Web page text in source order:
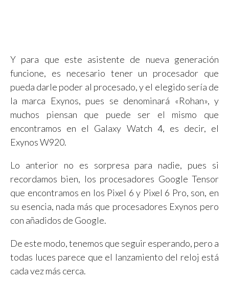
Y para que este asistente de nueva generación
funcione, es necesario tener un procesador que
pueda darle poder al procesado, y el elegido sería de
la marca Exynos, pues se denominará «Rohan», y
muchos piensan que puede ser el mismo que
encontramos en el Galaxy Watch 4, es decir, el
Exynos W920.
Lo anterior no es sorpresa para nadie, pues si
recordamos bien, los procesadores Google Tensor
que encontramos en los Pixel 6 y Pixel 6 Pro, son, en
su esencia, nada más que procesadores Exynos pero
con añadidos de Google.
De este modo, tenemos que seguir esperando, pero a
todas luces parece que el lanzamiento del reloj está
cada vez más cerca.